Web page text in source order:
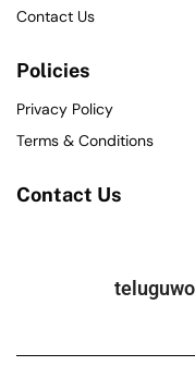
Contact Us
Policies
Privacy Policy
Terms & Conditions
Contact Us